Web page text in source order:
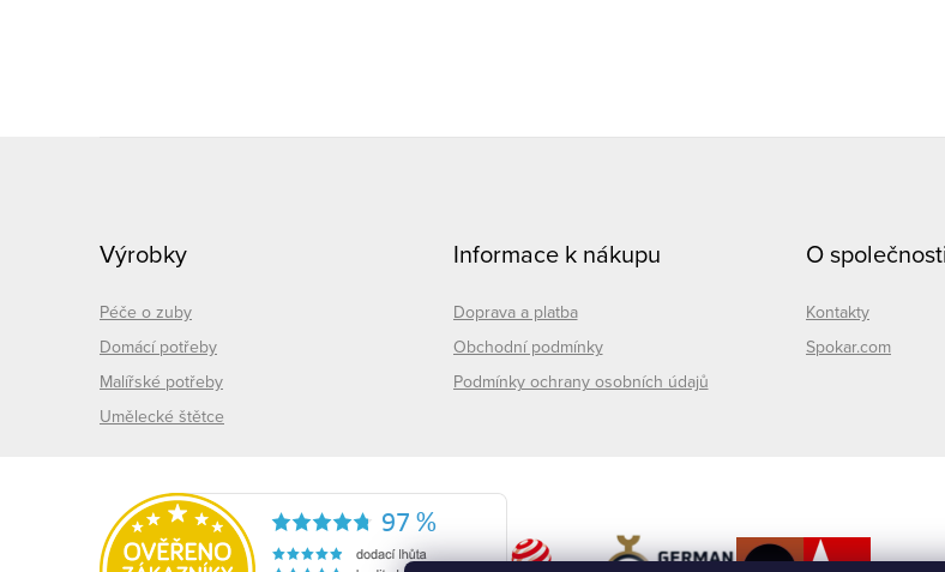
d
í
p
r
v
ý
Výrobky
Péče o zuby
Domácí potřeby
Malířské potřeby
Umělecké štětce
Informace k nákupu
Doprava a platba
Obchodní podmínky
Podmínky ochrany osobních údajů
O společnosti
Kontakty
Spokar.com